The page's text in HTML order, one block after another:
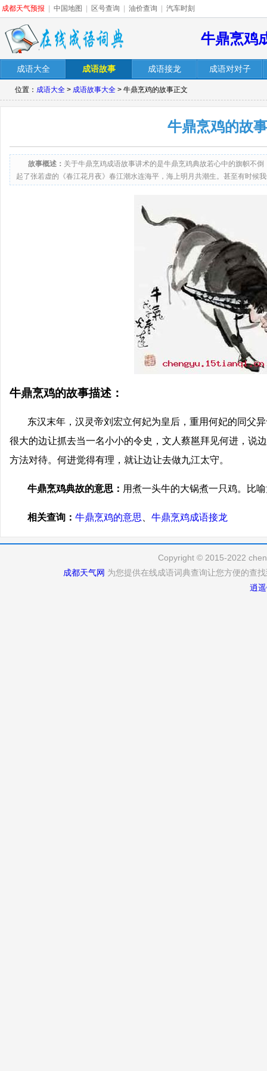
成都天气预报 中国地图 区号查询 油价查询 汽车时刻
牛鼎烹鸡
成语大全 成语故事 成语接龙 成语对对子
位置： 成语大全 > 成语故事大全 > 牛鼎烹鸡的故事正文
牛鼎烹鸡的故事
故事概述： 关于牛鼎烹鸡成语故事讲术的是牛鼎烹鸡典故若心中的旗帜不
起了张若虚的《春江花月夜》春江潮水连海平，海上明月共潮生。甚至有时候
牛鼎烹鸡的故事描述：
东汉末年，汉灵帝刘宏立何妃为皇后，重用何妃的同父
很大的边让抓去当一名小小的令史，文人蔡邕拜见何进，说
方法对待。何进觉得有理，就让边让去做九江太守。
牛鼎烹鸡典故的意思： 用煮一头牛的大锅煮一只鸡。比
相关查询： 牛鼎烹鸡的意思 牛鼎烹鸡成语接龙
Copyright © 2015-2022
成都天气网 为您提供在线成语词典查询让您方便的查
逍